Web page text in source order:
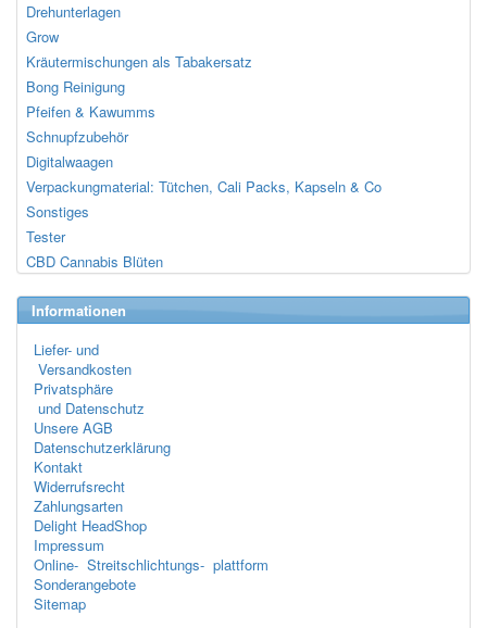
Drehunterlagen
Grow
Kräutermischungen als Tabakersatz
Bong Reinigung
Pfeifen & Kawumms
Schnupfzubehör
Digitalwaagen
Verpackungmaterial: Tütchen, Cali Packs, Kapseln & Co
Sonstiges
Tester
CBD Cannabis Blüten
Informationen
Liefer- und
Versandkosten
Privatsphäre
und Datenschutz
Unsere AGB
Datenschutzerklärung
Kontakt
Widerrufsrecht
Zahlungsarten
Delight HeadShop
Impressum
Online- Streitschlichtungs- plattform
Sonderangebote
Sitemap